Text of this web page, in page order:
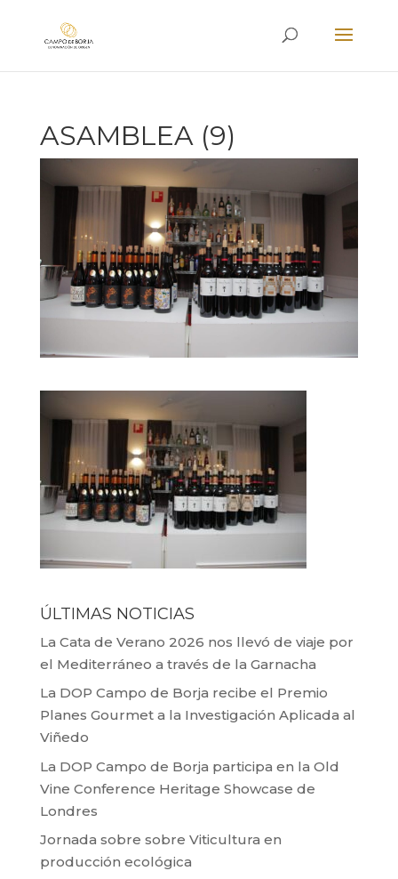
ASAMBLEA (9)
ÚLTIMAS NOTICIAS
La Cata de Verano 2026 nos llevó de viaje por
el Mediterráneo a través de la Garnacha
La DOP Campo de Borja recibe el Premio
Planes Gourmet a la Investigación Aplicada al
Viñedo
La DOP Campo de Borja participa en la Old
Vine Conference Heritage Showcase de
Londres
Jornada sobre sobre Viticultura en
producción ecológica